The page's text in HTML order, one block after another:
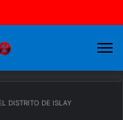
DISTRITO DE ISLAY